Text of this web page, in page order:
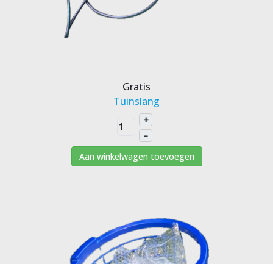
Gratis
Tuinslang
+
–
Aan winkelwagen toevoegen